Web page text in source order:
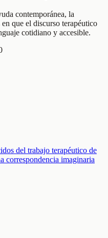
contemporánea, la
que el discurso terapéutico
cotidiano y accesible.
del trabajo terapéutico de
correspondencia imaginaria